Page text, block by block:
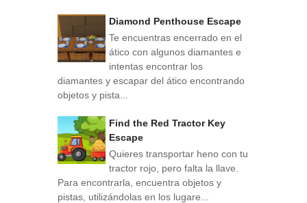
Diamond Penthouse Escape
Te encuentras encerrado en el
ático con algunos diamantes e
intentas encontrar los
diamantes y escapar del ático encontrando
objetos y pista...
Find the Red Tractor Key
Escape
Quieres transportar heno con tu
tractor rojo, pero falta la llave.
Para encontrarla, encuentra objetos y
pistas, utilizándolas en los lugare...